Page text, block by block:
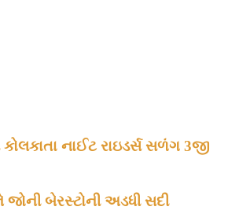
નાઈટ રાઇડર્સ સળંગ 3જી
બેરસ્ટોની અડધી સદી